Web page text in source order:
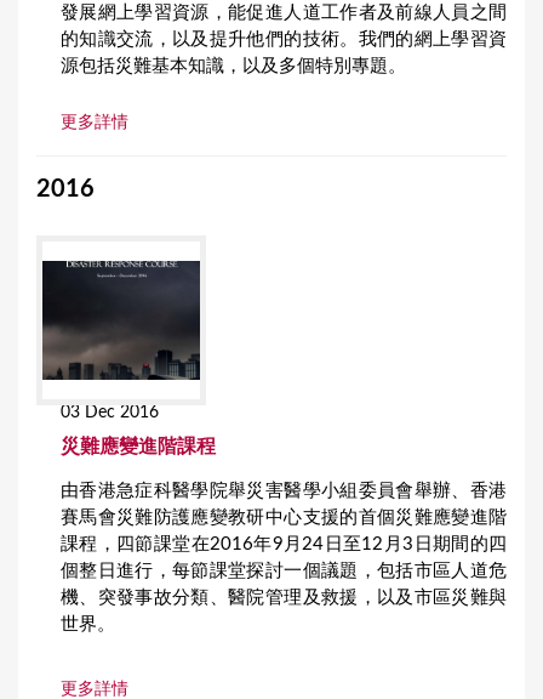
發展網上學習資源，能促進人道工作者及前線人員之間
的知識交流，以及提升他們的技術。我們的網上學習資
源包括災難基本知識，以及多個特別專題。
更多詳情
2016
03 Dec 2016
災難應變進階課程
由香港急症科醫學院舉災害醫學小組委員會舉辦、香港
賽馬會災難防護應變教研中心支援的首個災難應變進階
課程，四節課堂在2016年9月24日至12月3日期間的四
個整日進行，每節課堂探討一個議題，包括市區人道危
機、突發事故分類、醫院管理及救援，以及市區災難與
世界。
更多詳情